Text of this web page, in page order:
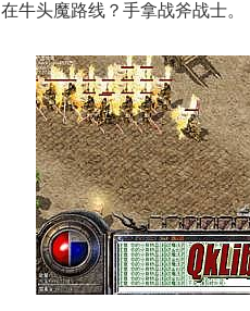
在牛头魔路线？手拿战斧战士。